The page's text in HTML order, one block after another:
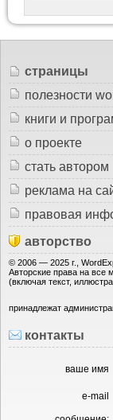
страницы
полезности
книги и
о проекте
стать автором
реклама на
правовая
авторство
© 2006 — 2025 г.,
Авторские права на все
(включая текст,
принадлежат
контакты
ваше имя
e-mail